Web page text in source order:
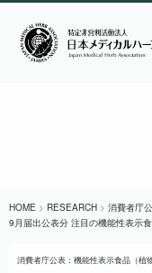
HOME > RESEARCH > 消費者庁
9月届出公表分 注目の機能性表示
消費者庁公表：機能性表示食品（植